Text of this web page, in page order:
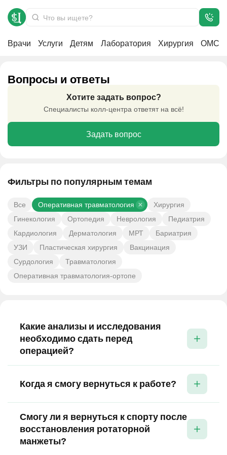
Врачи Услуги Детям Лаборатория Хирургия ОМС
Главная
FAQ
Вопросы и ответы
Хотите задать вопрос?
Специалисты колл-центра ответят на всё!
Задать вопрос
Фильтры по популярным темам
Все
Хирургия
Гинекология
Ортопедия Неврология
Педиатрия
Кардиология
Дерматология МРТ
Бариатрия
УЗИ
Пластическая хирургия
Вакцинация
Сурдология
Травматология
Оперативная травматология-ортопе
Оперативная травматология
Какие анализы и исследования
необходимо сдать перед
операцией?
подтверждения диагноза, общий анализ крови,
биохимический анализ, коагулограмма, анализ
консультация кардиолога и анестезиолога.
Записаться на приём
Когда я смогу вернуться к работе?
умственном труде это может быть 2–4 недели,
при физической работе — 3–6 месяцев.
Смогу ли я вернуться к спорту после
восстановления ротаторной
манжеты?